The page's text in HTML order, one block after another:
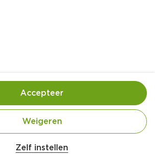
over dit product
kniekousen van duParc zie je er
kniekous heeft namelijk een
uitstraling op de benen. De
Zelf instellen
Weigeren
Accepteer